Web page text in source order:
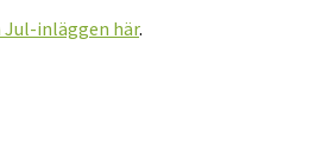
Jul-inläggen här.